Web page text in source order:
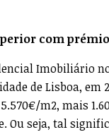
com prémio
Imobiliário
de Lisboa, em
m2, mais
Ou seja, tal